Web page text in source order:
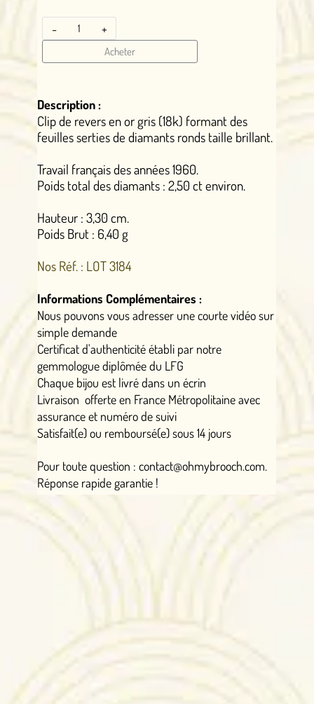
- +
Acheter
Description :
Clip de revers en or gris (18k) formant des
feuilles serties de diamants ronds taille brillant.
Travail français des années 1960.
Poids total des diamants : 2,50 ct environ.
Hauteur : 3,30 cm.
Poids Brut : 6,40 g
Nos Réf. : LOT 3184
Informations Complémentaires :
Nous pouvons vous adresser une courte vidéo sur
simple demande
Certificat d'authenticité établi par notre
gemmologue diplômée du LFG
Chaque bijou est livré dans un écrin
Livraison offerte en France Métropolitaine avec
assurance et numéro de suivi
Satisfait(e) ou remboursé(e) sous 14 jours
Pour toute question : contact@ohmybrooch.com.
Réponse rapide garantie !